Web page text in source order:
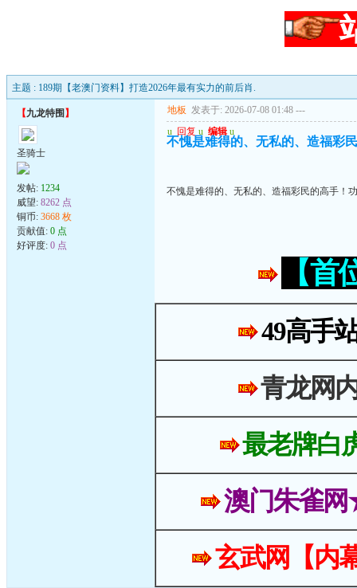
主题 : 189期【老澳门资料】打造2026年最有实力的前后肖.
【九龙特围 】
圣骑士
发帖: 1234
威望: 8262 点
铜币: 3668 枚
贡献值: 0 点
好评度: 0 点
地板 发表于: 2026-07-08 01:48 ---
u 回复 u 编辑 u
不愧是难得的、无私的、造福彩
不愧是难得的、无私的、造福彩民的高手！
【
49高手
青龙网
最老牌白
澳门朱雀
玄武网【内